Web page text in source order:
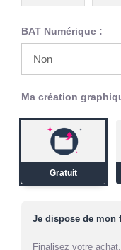
BAT Numérique :
Ma création
Gratuit
Je dispose de mon
Finalisez votre